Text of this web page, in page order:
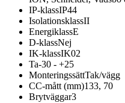
IP-klassIP44
IsolationsklassII
EnergiklassE
D-klassNej
IK-klassIK02
Ta-30 - +25
MonteringssättTak/vägg
CC-mått (mm)133, 70
Brytväggar3